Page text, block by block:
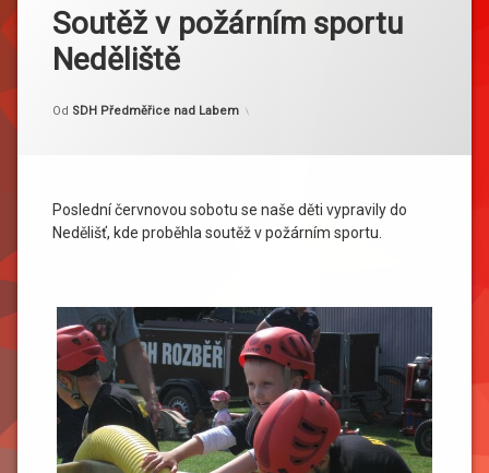
Soutěž v požárním sportu
Neděliště
Publikováno24. 6. 2017
Aktualizováno 27. 6. 2017
Od SDH Předměřice nad Labem
Poslední červnovou sobotu se naše děti vypravily do
Nedělišť, kde proběhla soutěž v požárním sportu.